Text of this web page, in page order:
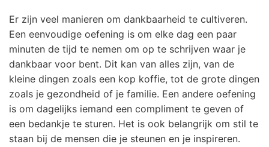
Er zijn veel manieren om dankbaarheid te cultiveren.
Een eenvoudige oefening is om elke dag een paar
minuten de tijd te nemen om op te schrijven waar je
dankbaar voor bent. Dit kan van alles zijn, van de
kleine dingen zoals een kop koffie, tot de grote dingen
zoals je gezondheid of je familie. Een andere oefening
is om dagelijks iemand een compliment te geven of
een bedankje te sturen. Het is ook belangrijk om stil te
staan bij de mensen die je steunen en je inspireren.